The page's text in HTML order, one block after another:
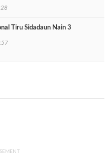
Tiru Sidadaun Nain 3